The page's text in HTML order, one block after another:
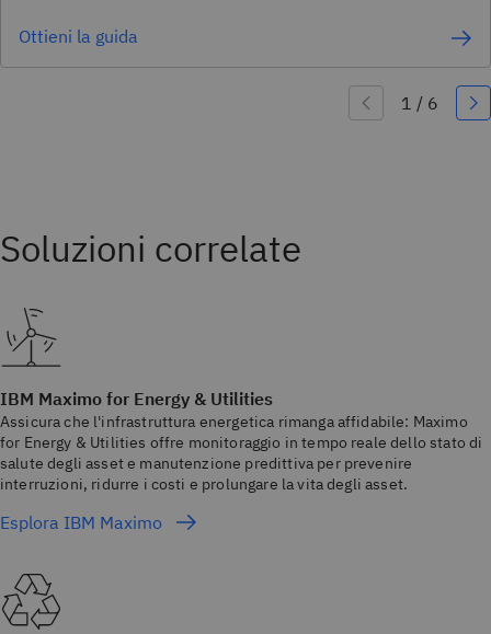
Ottieni la guida
IBM Maximo for Energy & Utilities
Assicura che l'infrastruttura energetica rimanga affidabile: Maximo
for Energy & Utilities offre monitoraggio in tempo reale dello stato di
salute degli asset e manutenzione predittiva per prevenire
interruzioni, ridurre i costi e prolungare la vita degli asset.
Esplora IBM Maximo